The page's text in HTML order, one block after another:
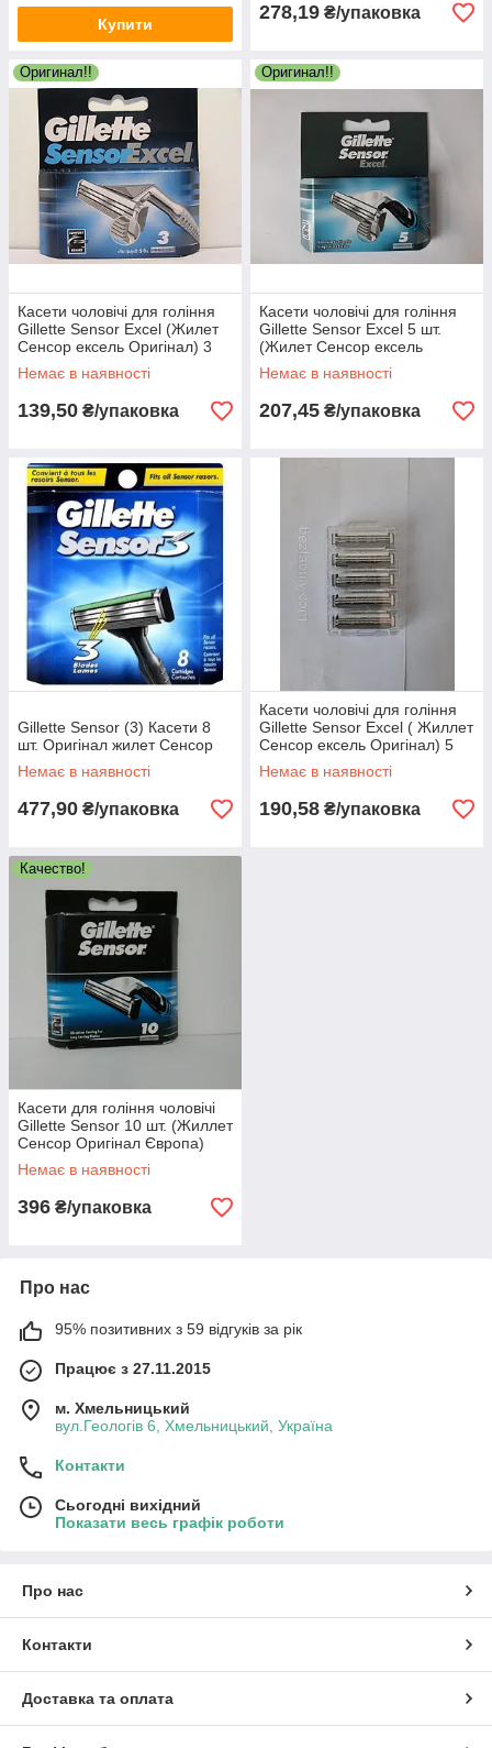
Купити
278,19 ₴/упаковка
Оригинал!!
Касети чоловічі для гоління
Gillette Sensor Excel (Жилет
Сенсор ексель Оригінал) 3
шт.
Немає в наявності
139,50 ₴/упаковка
Оригинал!!
Касети чоловічі для гоління
Gillette Sensor Excel 5 шт.
(Жилет Сенсор ексель
Оригінал)
Немає в наявності
207,45 ₴/упаковка
Gillette Sensor (3) Касети 8
шт. Оригінал жилет Сенсор
Немає в наявності
477,90 ₴/упаковка
Касети чоловічі для гоління
Gillette Sensor Excel ( Жиллет
Сенсор ексель Оригінал) 5
шт.
Немає в наявності
190,58 ₴/упаковка
Качество!
Касети для гоління чоловічі
Gillette Sensor 10 шт. (Жиллет
Сенсор Оригінал Європа)
Немає в наявності
396 ₴/упаковка
Про нас
95% позитивних з 59 відгуків за рік
Працює з 27.11.2015
м. Хмельницький
вул.Геологів 6, Хмельницький, Україна
Контакти
Сьогодні вихідний
Показати весь графік роботи
Про нас
Контакти
Доставка та оплата